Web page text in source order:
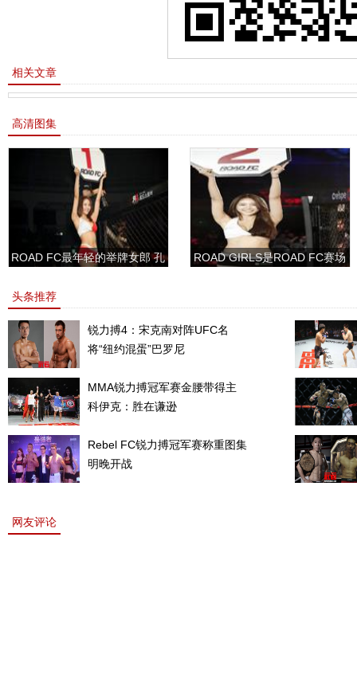
相关文章
高清图集
ROAD FC最年轻的举牌女郎 孔
ROAD GIRLS是ROAD FC赛场
头条推荐
锐力搏4：宋克南对阵UFC名
将“纽约混蛋”巴罗尼
MMA锐力搏冠军赛金腰带得主
科伊克：胜在谦逊
Rebel FC锐力搏冠军赛称重图集
明晚开战
网友评论